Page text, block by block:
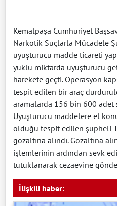
Kemalpaşa Cumhuriyet
Narkotik Suçlarla Mücadele
uyuşturucu madde ticareti
yüklü miktarda uyuşturucu
harekete geçti. Operasyon
tespit edilen bir araç
aramalarda 156 bin 600 adet
Uyuşturucu maddelere el
olduğu tespit edilen şüpheli
gözaltına alındı. Gözaltına
işlemlerinin ardından sevk
tutuklanarak cezaevine
İlişkili haber: